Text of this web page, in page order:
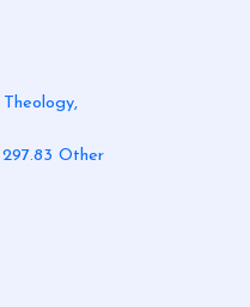
297.83 Other